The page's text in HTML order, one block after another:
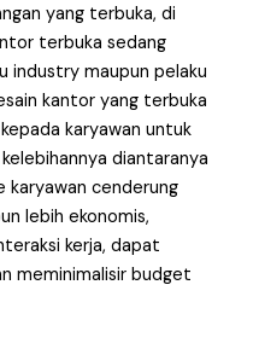
yang terbuka, di
terbuka sedang
industry maupun pelaku
kantor yang terbuka
karyawan untuk
diantaranya
karyawan cenderung
lebih ekonomis,
kerja, dapat
meminimalisir budget